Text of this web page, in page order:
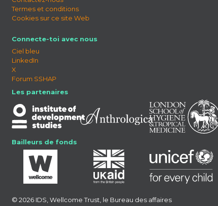
Termes et conditions
Cookies sur ce site Web
Connecte-toi avec nous
Ciel bleu
LinkedIn
X
Forum SSHAP
Les partenaires
Bailleurs de fonds
© 2026 IDS, Wellcome Trust, le Bureau des affaires